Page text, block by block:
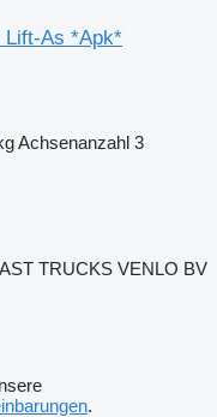
Lift-As *Apk*
Achsenanzahl 3
TRUCKS VENLO BV
.